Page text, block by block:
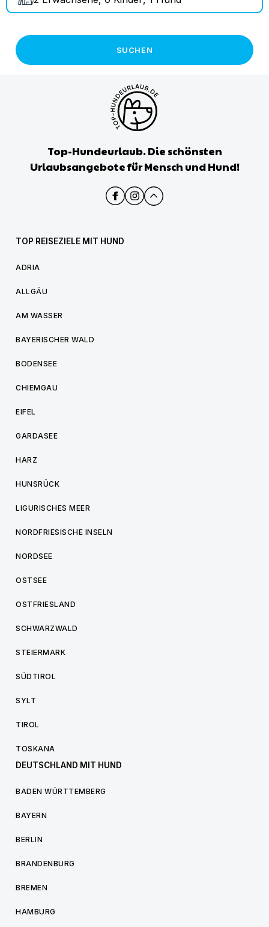
SUCHEN
Top-Hundeurlaub. Die schönsten
Urlaubsangebote für Mensch und Hund!
TOP REISEZIELE MIT HUND
ADRIA
ALLGÄU
AM WASSER
BAYERISCHER WALD
BODENSEE
CHIEMGAU
EIFEL
GARDASEE
HARZ
HUNSRÜCK
LIGURISCHES MEER
NORDFRIESISCHE INSELN
NORDSEE
OSTSEE
OSTFRIESLAND
SCHWARZWALD
STEIERMARK
SÜDTIROL
SYLT
TIROL
TOSKANA
DEUTSCHLAND MIT HUND
BADEN WÜRTTEMBERG
BAYERN
BERLIN
BRANDENBURG
BREMEN
HAMBURG